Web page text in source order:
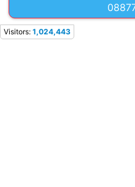
Visitors: 1,024,443